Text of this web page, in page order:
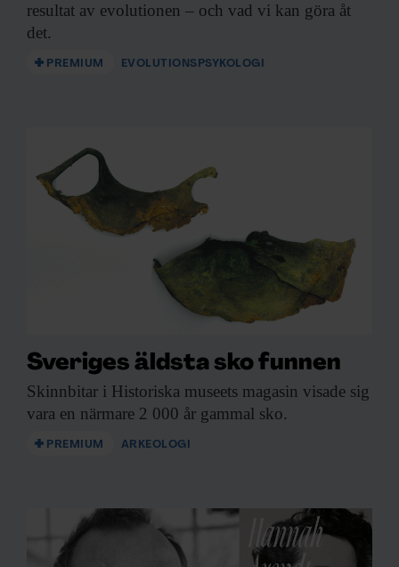
resultat av evolutionen – och vad vi kan göra åt
det.
PREMIUM EVOLUTIONSPSYKOLOGI
Sveriges äldsta sko funnen
Skinnbitar i Historiska museets magasin visade sig
vara en närmare 2 000 år gammal sko.
PREMIUM ARKEOLOGI